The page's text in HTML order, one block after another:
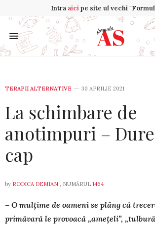
Intra aicipe site ul vechi
TERAPII ALTERNATIVE 30 APRILIE 2021
La schimbare de
anotimpuri –
cap
by RODICA DEMIAN , NUMĂRUL 1464
– O mulțime de oameni se plâng că
pri­mă­va­ră le provoacă „amețeli”,